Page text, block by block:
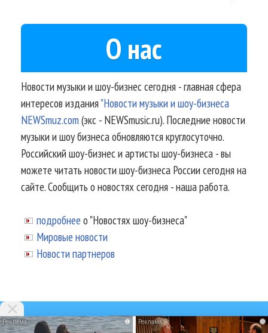
О нас
Новости музыки и шоу-бизнес сегодня - главная сфера
интересов издания"Новости музыки и шоу-бизнеса
NEWSmuz.com(экс - NEWSmusic.ru). Последние новости
музыки и шоу бизнеса обновляются круглосуточно.
Российский шоу-бизнес и артисты шоу-бизнеса - вы
можете читать новости шоу-бизнеса России сегодня на
сайте. Сообщить о новостях сегодня - наша работа.
подробнее о "Новостях шоу-бизнеса"
Мировые новости
Новости партнеров
i i